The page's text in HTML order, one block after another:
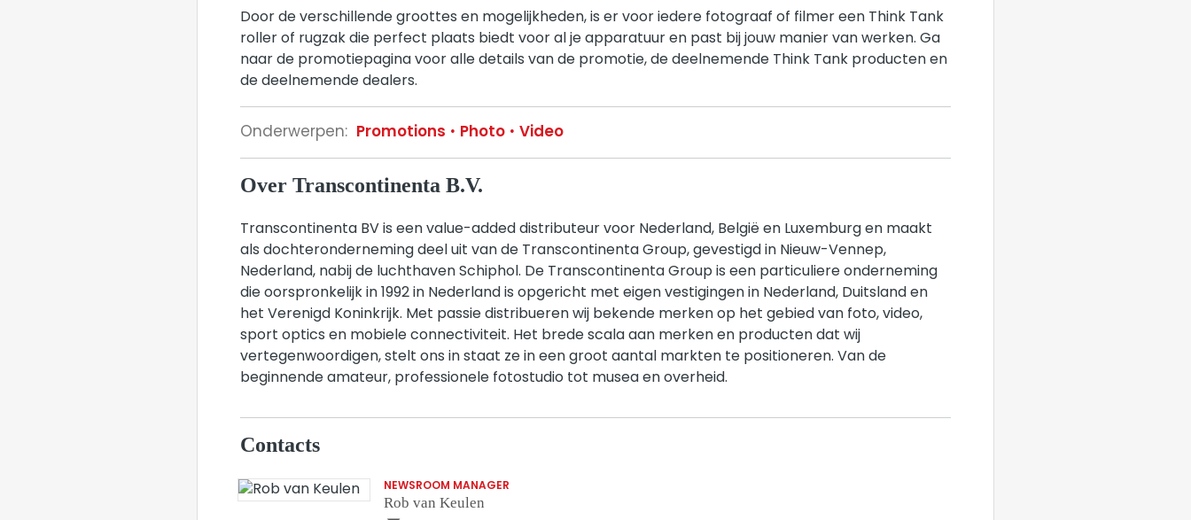
Door de verschillende groottes en mogelijkheden, is er voor iedere fotograaf of filmer een Think Tank
roller of rugzak die perfect plaats biedt voor al je apparatuur en past bij jouw manier van werken. Ga
naar de promotiepagina voor alle details van de promotie, de deelnemende Think Tank producten en
de deelnemende dealers.
Onderwerpen: Promotions Photo Video
Over Transcontinenta B.V.
Transcontinenta BV is een value-added distributeur voor Nederland, België en Luxemburg en maakt
als dochteronderneming deel uit van de Transcontinenta Group, gevestigd in Nieuw-Vennep,
Nederland, nabij de luchthaven Schiphol. De Transcontinenta Group is een particuliere onderneming
die oorspronkelijk in 1992 in Nederland is opgericht met eigen vestigingen in Nederland, Duitsland en
het Verenigd Koninkrijk. Met passie distribueren wij bekende merken op het gebied van foto, video,
sport optics en mobiele connectiviteit. Het brede scala aan merken en producten dat wij
vertegenwoordigen, stelt ons in staat ze in een groot aantal markten te positioneren. Van de
beginnende amateur, professionele fotostudio tot musea en overheid.
Contacts
NEWSROOM MANAGER
Rob van Keulen